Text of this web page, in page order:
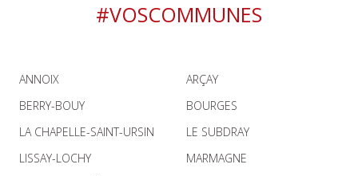
#VOSCOMMUNES
ANNOIX
ARÇAY
BERRY-BOUY
BOURGES
LA CHAPELLE-SAINT-URSIN
LE SUBDRAY
LISSAY-LOCHY
MARMAGNE